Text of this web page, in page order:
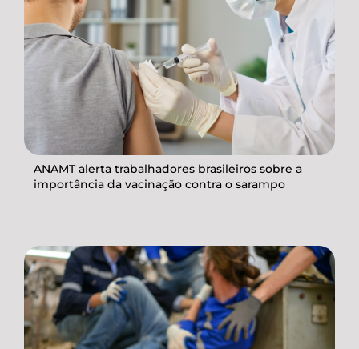
ANAMT alerta trabalhadores brasileiros sobre a
importância da vacinação contra o sarampo